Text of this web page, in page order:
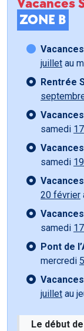
Vacances
ZONE B
juillet au
Rentrée
samedi
samedi
20 février
samedi
Pont de
mercredi
juillet au
Le début